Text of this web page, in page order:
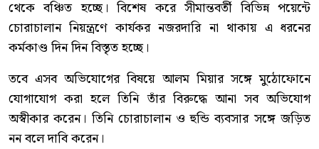
থেকে বঞ্চিত হচ্ছে। বিশেষ করে সীমান্তবর্তী বিভিন্ন পয়েন্টে
চোরাচালান নিয়ন্ত্রণে কার্যকর নজরদারি না থাকায় এ ধরনের
কর্মকাণ্ড দিন দিন বিস্তৃত হচ্ছে।
তবে এসব অভিযোগের বিষয়ে আলম মিয়ার সঙ্গে মুঠোফোনে
যোগাযোগ করা হলে তিনি তাঁর বিরুদ্ধে আনা সব অভিযোগ
অস্বীকার করেন। তিনি চোরাচালান ও হুন্ডি ব্যবসার সঙ্গে জড়িত
নন বলে দাবি করেন।